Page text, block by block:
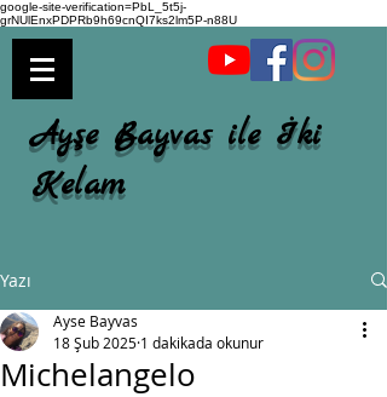
google-site-verification=PbL_5t5j-
grNUlEnxPDPRb9h69cnQI7ks2lm5P-n88U
Ayşe Bayvas ile İki
Kelam
Yazı
Michelangelo
Ayse Bayvas
18 Şub 2025 1 dakikada okunur